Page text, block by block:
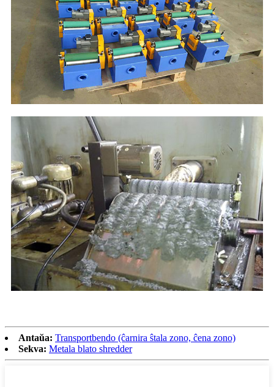
Antaŭa: Transportbendo (ĉarnira ŝtala zono, ĉena zono)
Sekva: Metala blato shredder